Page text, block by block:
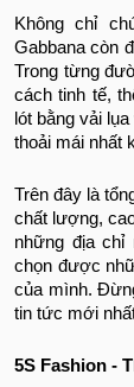
Không chỉ
Gabbana còn
Trong từng
cách tinh tế,
lót bằng vải
thoải mái nhất
Trên đây là
chất lượng,
những địa chỉ
chọn được
của mình.
tin tức mới
5S Fashion -